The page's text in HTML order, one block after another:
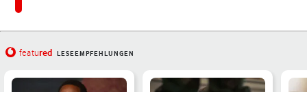
featured LESEEMPFEHLUNGEN